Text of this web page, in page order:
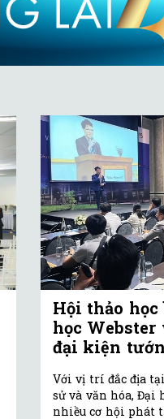
Hội thảo học
học
đại kiện
Với vị trí đắc địa
sử và văn hóa, Đại
nhiều cơ hội phát